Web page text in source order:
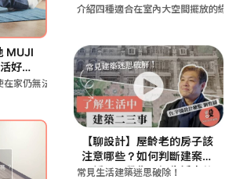
MUJI
好物
家仍無法自在放鬆，MUJI無印良品提
介紹四種適合在室內大空間擺放的綠
【聊設計】屋齡老的房子該
注意哪些？如何判斷建案安
全穩固？帶你了解生活中的
常見生活建築迷思破除！